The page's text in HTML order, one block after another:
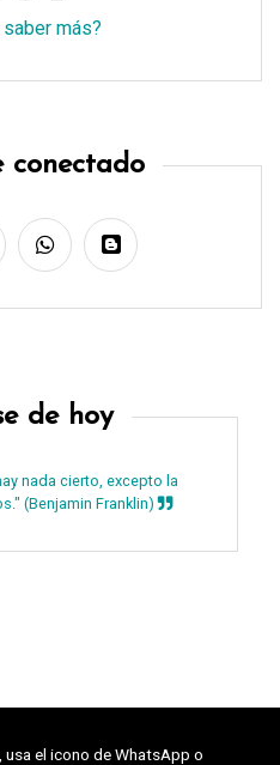
más?
conectado
de hoy
nada cierto, excepto la
(Benjamin Franklin)
el icono de WhatsApp o